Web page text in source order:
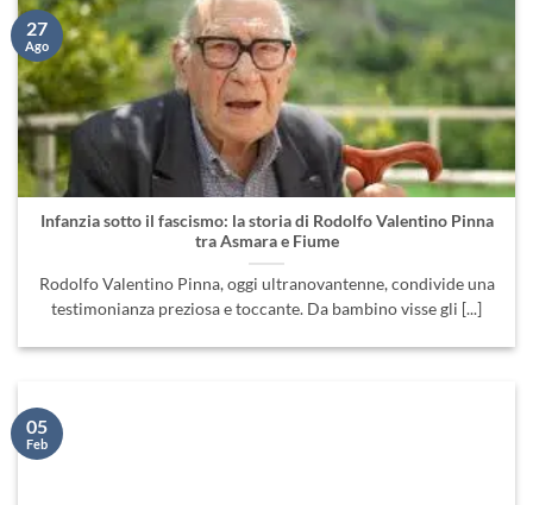
Infanzia sotto il fascismo: la storia di Rodolfo Valentino Pinna
tra Asmara e Fiume
Rodolfo Valentino Pinna, oggi ultranovantenne, condivide una
testimonianza preziosa e toccante. Da bambino visse gli [...]
27
Ago
05
Feb